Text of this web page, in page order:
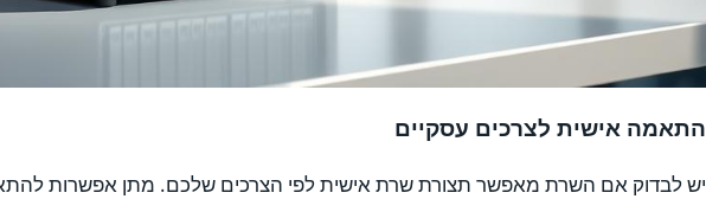
התאמה אישית לצרכים עסקיים
יש לבדוק אם השרת מאפשר תצורת שרת אישית לפי הצרכים שלכם. מתן אפשרות